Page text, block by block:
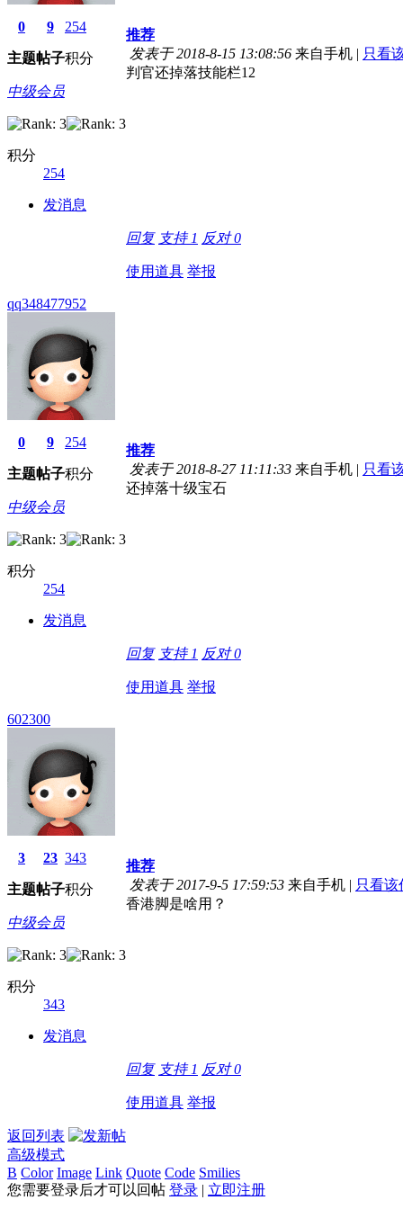
0
主题
9
帖子
254
积分
中级会员
积分
254
发消息
推荐
发表于 2018-8-15 13:08:56 来自手机 | 只看
判官还掉落技能栏12
回复 支持 1 反对0
使用道具 举报
qq348477952
0
主题
9
帖子
254
积分
中级会员
积分
254
发消息
推荐
发表于 2018-8-27 11:11:33 来自手机 | 只看
还掉落十级宝石
回复 支持 1 反对0
使用道具 举报
602300
3
主题
23
帖子
343
积分
中级会员
积分
343
发消息
推荐
发表于 2017-9-5 17:59:53 来自手机 | 只看该
香港脚是啥用？
回复 支持 1 反对0
使用道具 举报
返回列表
高级模式
B Color Image Link Quote Code Smilies
您需要登录后才可以回帖 登录 | 立即注册